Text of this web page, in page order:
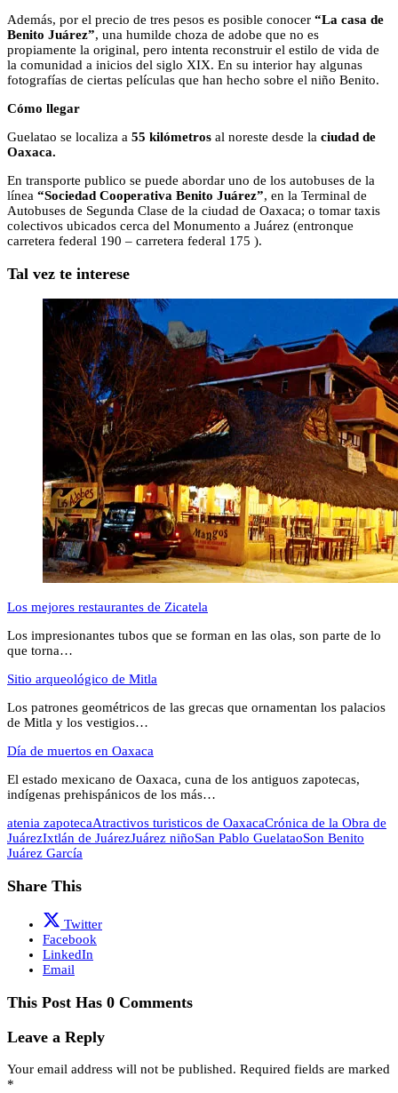
Además, por el precio de tres pesos es posible conocer “La casa de
Benito Juárez”, una humilde choza de adobe que no es
propiamente la original, pero intenta reconstruir el estilo de vida de
la comunidad a inicios del siglo XIX. En su interior hay algunas
fotografías de ciertas películas que han hecho sobre el niño Benito.
Cómo llegar
Guelatao se localiza a 55 kilómetros al noreste desde la ciudad de
Oaxaca.
En transporte publico se puede abordar uno de los autobuses de la
línea “Sociedad Cooperativa Benito Juárez”, en la Terminal de
Autobuses de Segunda Clase de la ciudad de Oaxaca; o tomar taxis
colectivos ubicados cerca del Monumento a Juárez (entronque
carretera federal 190 – carretera federal 175 ).
Tal vez te interese
Los mejores restaurantes de Zicatela
Los impresionantes tubos que se forman en las olas, son parte de lo
que torna…
Sitio arqueológico de Mitla
Los patrones geométricos de las grecas que ornamentan los palacios
de Mitla y los vestigios…
Día de muertos en Oaxaca
El estado mexicano de Oaxaca, cuna de los antiguos zapotecas,
indígenas prehispánicos de los más…
atenia zapotecaAtractivos turisticos de OaxacaCrónica de la Obra de
JuárezIxtlán de JuárezJuárez niñoSan Pablo GuelataoSon Benito
Juárez García
Share This
Twitter
Facebook
LinkedIn
Email
This Post Has 0 Comments
Leave a Reply
Your email address will not be published. Required fields are marked
*